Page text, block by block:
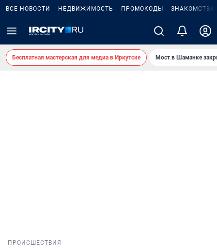
ВСЕ НОВОСТИ НЕДВИЖИМОСТЬ ПРОМОКОДЫ ЗНАКОМСТВА
Бесплатная мастерская для медиа в Иркутске Мост в Шаманке
ПРОИСШЕСТВИЯ